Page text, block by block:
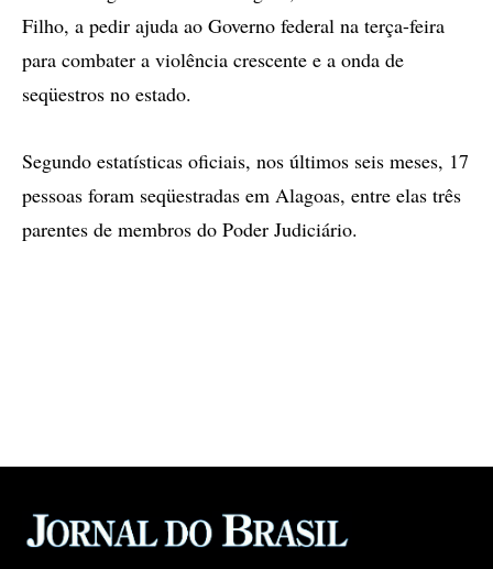
Filho, a pedir ajuda ao Governo federal na terça-feira
para combater a violência crescente e a onda de
seqüestros no estado.
Segundo estatísticas oficiais, nos últimos seis meses, 17
pessoas foram seqüestradas em Alagoas, entre elas três
parentes de membros do Poder Judiciário.